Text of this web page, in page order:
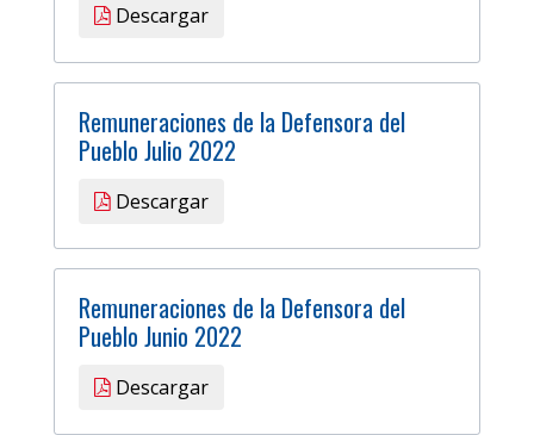
Descargar
Remuneraciones de la Defensora del
Pueblo Julio 2022
Descargar
Remuneraciones de la Defensora del
Pueblo Junio 2022
Descargar